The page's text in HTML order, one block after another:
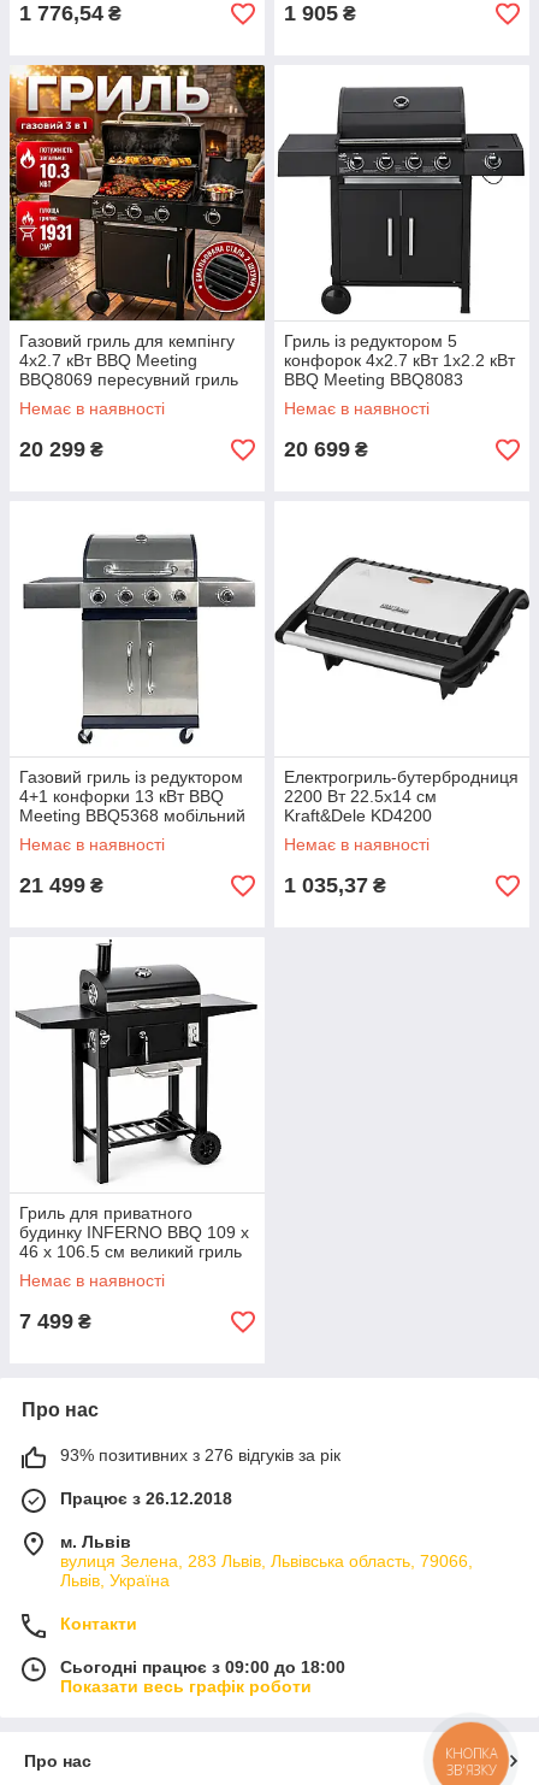
1 776,54 ₴ 1 905 ₴
Газовий гриль для кемпінгу
4х2.7 кВт BBQ Meeting
BBQ8069 пересувний гриль
газовий барбекю гриль з 4
конфорками грилі та
Немає в наявності
20 299 ₴
Гриль із редуктором 5
конфорок 4х2.7 кВт 1х2.2 кВт
BBQ Meeting BBQ8083
мобільний гриль для кемпінгу
газовий гриль садовий
Немає в наявності
20 699 ₴
Газовий гриль із редуктором
4+1 конфорки 13 кВт BBQ
Meeting BBQ5368 мобільний
гриль із 2 чавунними ґратами
барбекю для пікніка
Немає в наявності
21 499 ₴
Електрогриль-бутербродниця
2200 Вт 22.5х14 см
Kraft&Dele KD4200
настільний гриль електрична
бутербродниця домашній
Немає в наявності
1 035,37 ₴
Гриль для приватного
будинку INFERNO BBQ 109 x
46 х 106.5 см великий гриль
для компанії вугільний
Немає в наявності
7 499 ₴
Про нас
93% позитивних з 276 відгуків за рік
Працює з 26.12.2018
м. Львів
вулиця Зелена, 283 Львів, Львівська область, 79066,
Львів, Україна
Контакти
Сьогодні працює з 09:00 до 18:00
Показати весь графік роботи
Про нас КНОПКА
ЗВ'ЯЗКУ